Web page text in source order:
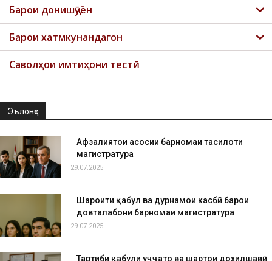
Барои донишҷӯён
Барои хатмкунандагон
Саволҳои имтиҳони тестӣ
Эълонҳо
Афзалиятҳои асосии барномаи таҳсилоти
магистратура
29.07.2025
Шароити қабул ва дурнамои касбӣ барои
довталабони барномаи магистратура
29.07.2025
Тартиби қабули ҳуҷҷатҳо ва шартҳои дохилшавӣ